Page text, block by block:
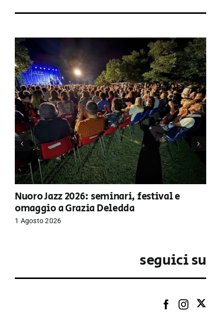
Nuoro Jazz 2026: seminari, festival e
omaggio a Grazia Deledda
1 Agosto 2026
seguici su